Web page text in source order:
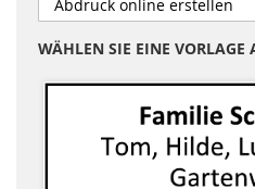
WÄHLEN SIE EINE VORLAGE